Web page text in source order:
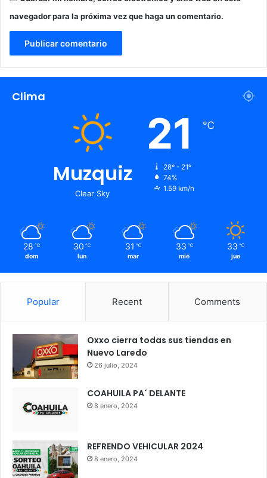
navegador para la próxima vez que haga un comentario.
Clima
Muzquiz
Clear Sky
21 ℃
28º - 21º
74%
1.59 km/h
28 ℃
dom
30 ℃
lun
31 ℃
mar
33 ℃
mié
33 ℃
jue
Popular Recent Comments
Oxxo cierra todas sus tiendas en
Nuevo Laredo
26 julio, 2024
COAHUILA PA´ DELANTE
8 enero, 2024
REFRENDO VEHICULAR 2024
8 enero, 2024